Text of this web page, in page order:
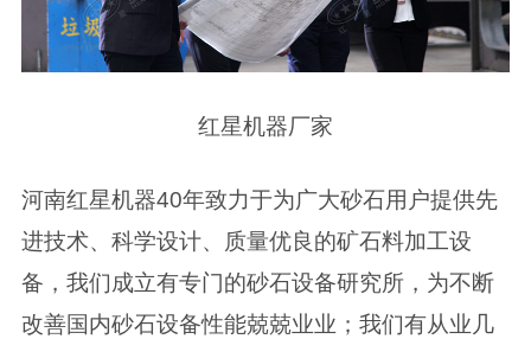
红星机器厂家
河南红星机器40年致力于为广大砂石用户提供先
进技术、科学设计、质量优良的矿石料加工设
备，我们成立有专门的砂石设备研究所，为不断
改善国内砂石设备性能兢兢业业；我们有从业几